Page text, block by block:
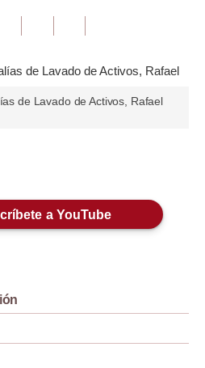
de Lavado de Activos, Rafael
a YouTube